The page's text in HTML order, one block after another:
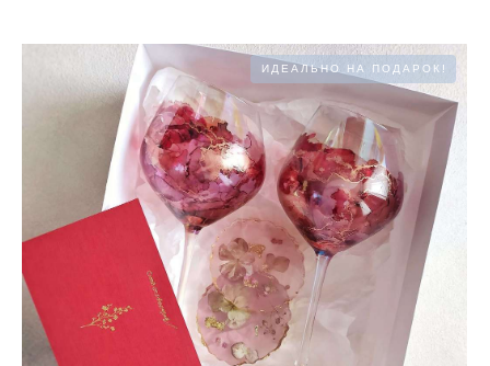
ИДЕАЛЬНО НА ПОДАРОК!